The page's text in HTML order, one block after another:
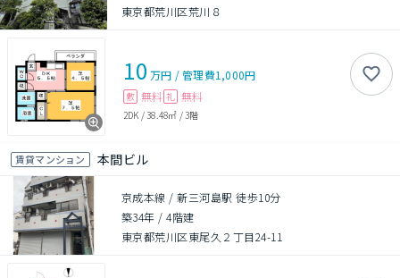
東京都荒川区荒川８
10 万円 /管理費1,000円
敷 無料 礼 無料
2DK /38.48㎡ /3階
賃貸マンション 本間ビル
京成本線 / 新三河島駅 徒歩10分
築34年 /4階建
東京都荒川区東尾久２丁目24-11